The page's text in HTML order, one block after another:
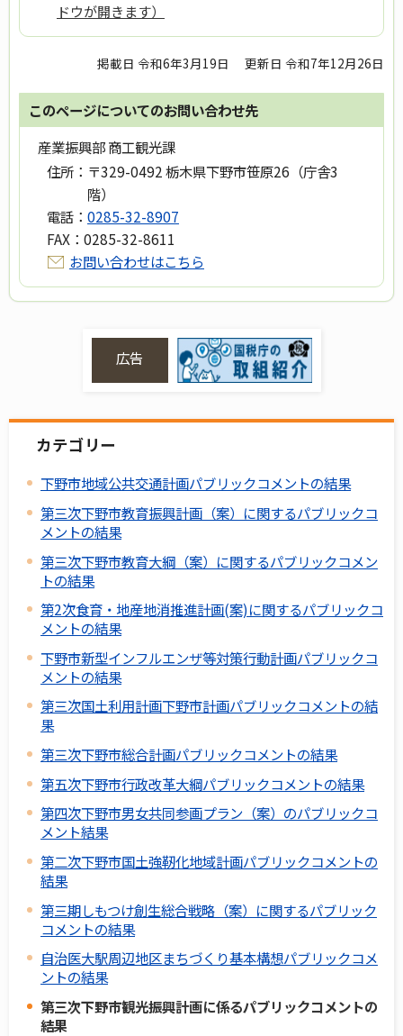
ドウが開きます）
掲載日 令和6年3月19日 更新日 令和7年12月26日
このページについてのお問い合わせ先
産業振興部 商工観光課
住所： 〒329-0492 栃木県下野市笹原26（庁舎3
階）
電話： 0285-32-8907
FAX： 0285-32-8611
お問い合わせはこちら
広告
カテゴリー
下野市地域公共交通計画パブリックコメントの結果
第三次下野市教育振興計画（案）に関するパブリックコ
メントの結果
第三次下野市教育大綱（案）に関するパブリックコメン
トの結果
第2次食育・地産地消推進計画(案)に関するパブリックコ
メントの結果
下野市新型インフルエンザ等対策行動計画パブリックコ
メントの結果
第三次国土利用計画下野市計画パブリックコメントの結
果
第三次下野市総合計画パブリックコメントの結果
第五次下野市行政改革大綱パブリックコメントの結果
第四次下野市男女共同参画プラン（案）のパブリックコ
メント結果
第二次下野市国土強靭化地域計画パブリックコメントの
結果
第三期しもつけ創生総合戦略（案）に関するパブリック
コメントの結果
自治医大駅周辺地区まちづくり基本構想パブリックコメ
ントの結果
第三次下野市観光振興計画に係るパブリックコメントの
結果